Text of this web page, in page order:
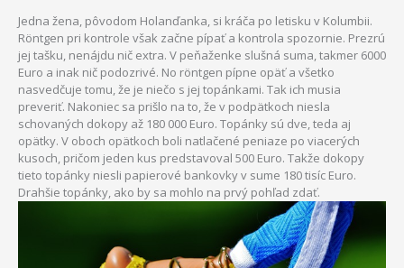
Jedna žena, pôvodom Holanďanka, si kráča po letisku v Kolumbii.
Röntgen pri kontrole však začne pípať a kontrola spozornie. Prezrú
jej tašku, nenájdu nič extra. V peňaženke slušná suma, takmer 6000
Euro a inak nič podozrivé. No röntgen pípne opäť a všetko
nasvedčuje tomu, že je niečo s jej topánkami. Tak ich musia
preveriť. Nakoniec sa prišlo na to, že v podpätkoch niesla
schovaných dokopy až 180 000 Euro. Topánky sú dve, teda aj
opätky. V oboch opätkoch boli natlačené peniaze po viacerých
kusoch, pričom jeden kus predstavoval 500 Euro. Takže dokopy
tieto topánky niesli papierové bankovky v sume 180 tisíc Euro.
Drahšie topánky, ako by sa mohlo na prvý pohľad zdať.